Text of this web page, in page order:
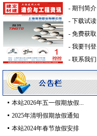
油漆涂料 [采购中]
灯盘 [采购中]
墙地面砖 [采购中]
防静电地板 [采购中]
防水防腐 [采购中]
二头隔栅射灯 [采购中]
日光灯 [采购中]
高级地砖 [采购中]
滤毒式排风 [采购中]
防水防腐 [采购中]
- 期刊简介
- 下载试读
- 免费获取
- 我要刊登
- 联系我们
本站2026年五一假期放假...
2025年清明假期放假通知
本站2024年春节放假安排